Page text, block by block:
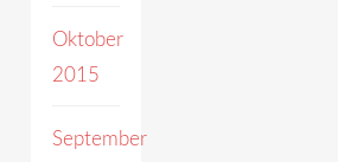
Oktober
2015
September